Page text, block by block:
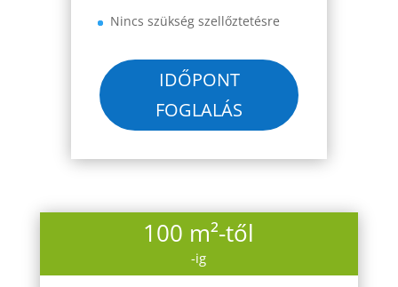
Nincs szükség szellőztetésre
IDŐPONT
FOGLALÁS
100 m²-től
-ig